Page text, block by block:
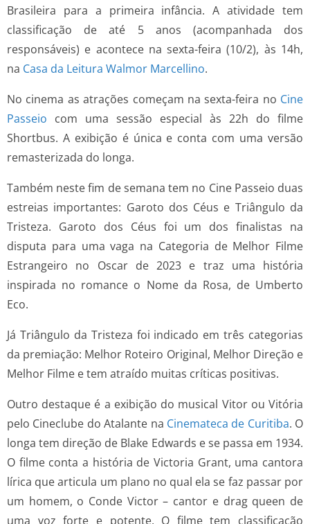
Brasileira para a primeira infância. A atividade tem
classificação de até 5 anos (acompanhada dos
responsáveis) e acontece na sexta-feira (10/2), às 14h,
na Casa da Leitura Walmor Marcellino.
No cinema as atrações começam na sexta-feira no Cine
Passeio com uma sessão especial às 22h do filme
Shortbus. A exibição é única e conta com uma versão
remasterizada do longa.
Também neste fim de semana tem no Cine Passeio duas
estreias importantes: Garoto dos Céus e Triângulo da
Tristeza. Garoto dos Céus foi um dos finalistas na
disputa para uma vaga na Categoria de Melhor Filme
Estrangeiro no Oscar de 2023 e traz uma história
inspirada no romance o Nome da Rosa, de Umberto
Eco.
Já Triângulo da Tristeza foi indicado em três categorias
da premiação: Melhor Roteiro Original, Melhor Direção e
Melhor Filme e tem atraído muitas críticas positivas.
Outro destaque é a exibição do musical Vitor ou Vitória
pelo Cineclube do Atalante na Cinemateca de Curitiba. O
longa tem direção de Blake Edwards e se passa em 1934.
O filme conta a história de Victoria Grant, uma cantora
lírica que articula um plano no qual ela se faz passar por
um homem, o Conde Victor – cantor e drag queen de
uma voz forte e potente. O filme tem classificação